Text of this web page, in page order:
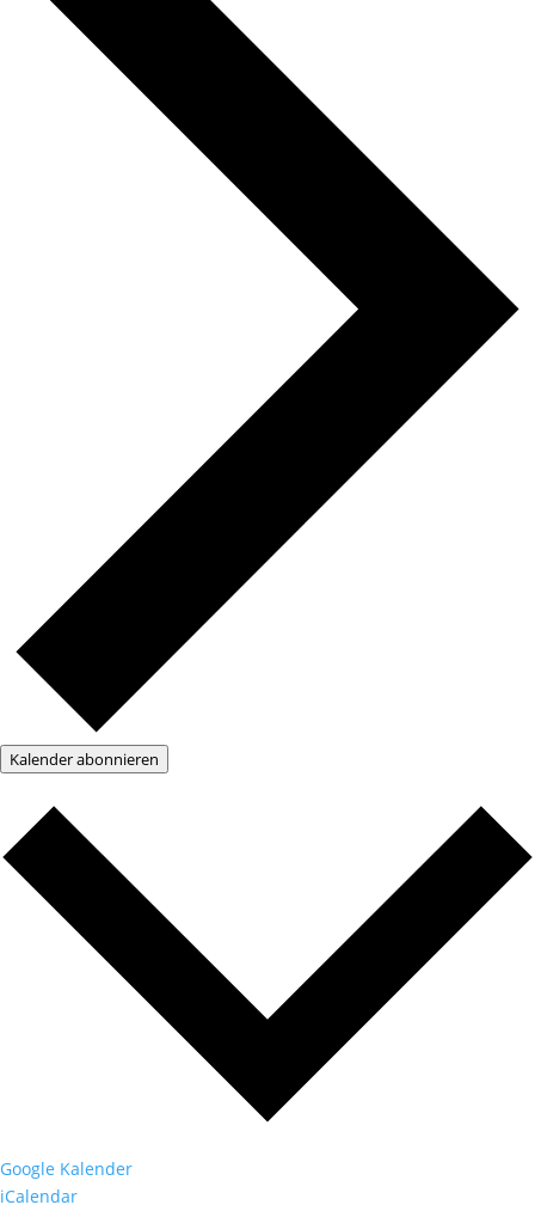
Kalender abonnieren
Google Kalender
iCalendar